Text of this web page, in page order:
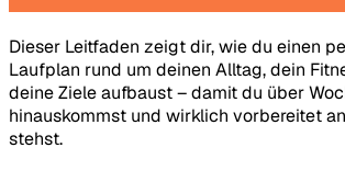
Dieser Leitfaden zeigt dir, wie du einen
Laufplan rund um deinen Alltag, dein
deine Ziele aufbaust – damit du über
hinauskommst und wirklich vorbereitet
stehst.